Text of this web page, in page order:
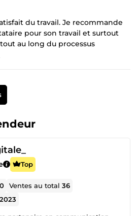
du travail. Je recommande
pour son travail et surtout
au long du processus
Top
0 Ventes au total36